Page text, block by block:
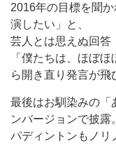
2016年の目標を聞
演したい」と、
芸人とは思えぬ回答
「僕たちは、ほぼ
ら開き直り発言が飛
最後はお馴染みの「
ンバージョンで披露。
パディントンもノリ